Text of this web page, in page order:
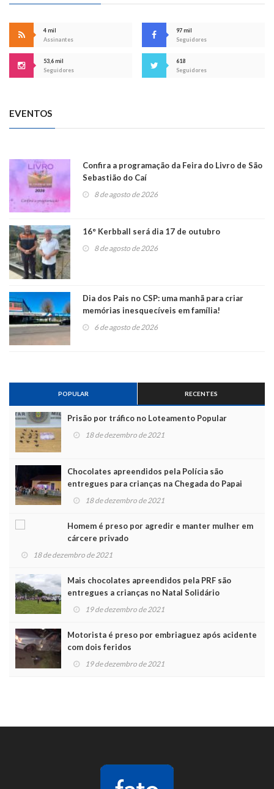
4 mil
Assinantes
97 mil
Seguidores
53,6 mil
Seguidores
618
Seguidores
EVENTOS
Confira a programação da Feira do Livro de São
Sebastião do Caí
8 de agosto de 2026
16° Kerbball será dia 17 de outubro
8 de agosto de 2026
Dia dos Pais no CSP: uma manhã para criar
memórias inesquecíveis em família!
6 de agosto de 2026
POPULAR RECENTES
Prisão por tráfico no Loteamento Popular
18 de dezembro de 2021
Chocolates apreendidos pela Polícia são
entregues para crianças na Chegada do Papai
Noel
18 de dezembro de 2021
Homem é preso por agredir e manter mulher em
cárcere privado
18 de dezembro de 2021
Mais chocolates apreendidos pela PRF são
entregues a crianças no Natal Solidário
19 de dezembro de 2021
Motorista é preso por embriaguez após acidente
com dois feridos
19 de dezembro de 2021